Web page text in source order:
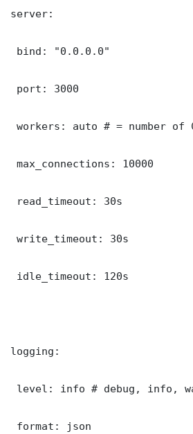
server:
bind: "0.0.0.0"
port: 3000
workers: auto # = number of
max_connections: 10000
read_timeout: 30s
write_timeout: 30s
idle_timeout: 120s
logging:
level: info # debug, info,
format: json